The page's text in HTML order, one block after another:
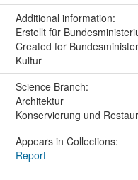
Additional information:
Erstellt für
Created for
Kultur
Science Branch:
Architektur
Konservierung und
Appears in Collections:
Report